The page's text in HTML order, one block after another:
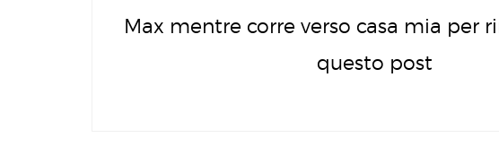
Max mentre corre verso casa mia per
questo post